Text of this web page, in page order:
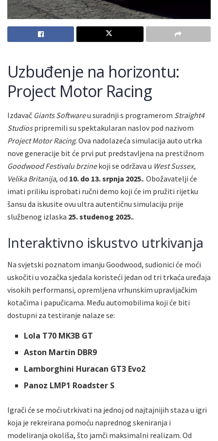
Uzbuđenje na horizontu:
Project Motor Racing
Izdavač Giants Softwareu suradnji s programerom Straight4
Studiospripremili su spektakularan naslov pod nazivom
Project Motor Racing. Ova nadolazeća simulacija auto utrka
nove generacije bit će prvi put predstavljena na prestižnom
Goodwood Festivalu brzinekoji se održava u West Sussex,
Velika Britanija, od 10. do 13. srpnja 2025.. Obožavatelji će
imati priliku isprobati ručni demo koji će im pružiti rijetku
šansu da iskusite ovu ultra autentičnu simulaciju prije
službenog izlaska 25. studenog 2025..
Interaktivno iskustvo utrkivanja
Na svjetski poznatom imanju Goodwood, sudionici će moći
uskočiti u vozačka sjedala koristeći jedan od tri trkaća uređaja
visokih performansi, opremljena vrhunskim upravljačkim
kotačima i papučicama. Među automobilima koji će biti
dostupni za testiranje nalaze se:
Lola T70 MK3B GT
Aston Martin DBR9
Lamborghini Huracan GT3 Evo2
Panoz LMP1 Roadster S
Igrači će se moći utrkivati ​​na jednoj od najtajnijih staza u igri
koja je rekreirana pomoću naprednog skeniranja i
modeliranja okoliša, što jamči maksimalni realizam. Od